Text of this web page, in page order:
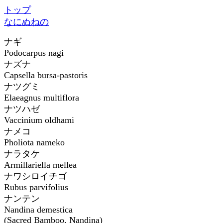
トップ
なにぬねの
ナギ
Podocarpus nagi
ナズナ
Capsella bursa-pastoris
ナツグミ
Elaeagnus multiflora
ナツハゼ
Vaccinium oldhami
ナメコ
Pholiota nameko
ナラタケ
Armillariella mellea
ナワシロイチゴ
Rubus parvifolius
ナンテン
Nandina demestica
(Sacred Bamboo, Nandina)